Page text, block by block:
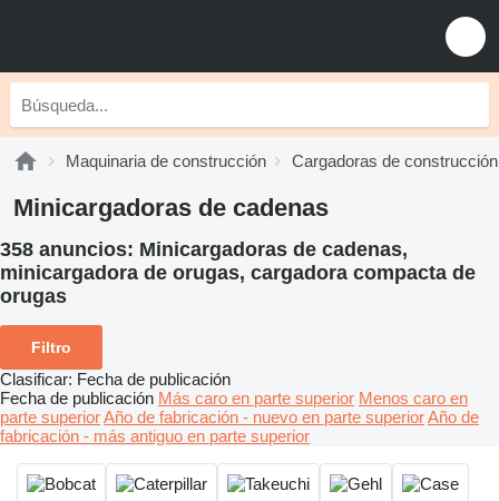
Maquinaria de construcción Cargadoras de construcción
Minicargadoras de cadenas
358 anuncios: Minicargadoras de cadenas,
minicargadora de orugas, cargadora compacta de
orugas
Filtro
Clasificar: Fecha de publicación
Fecha de publicación Más caro en parte superior Menos caro en
parte superiorAño de fabricación - nuevo en parte superiorAño de
fabricación - más antiguo en parte superior